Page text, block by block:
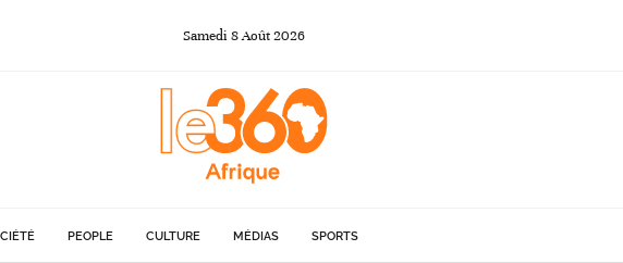
Samedi 8Août2026
PEOPLE CULTURE MÉDIAS SPORTS